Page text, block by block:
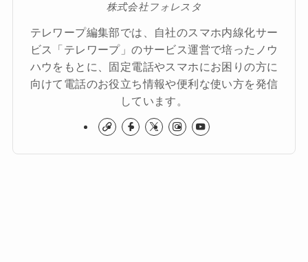
株式会社フォレスタ
テレワープ編集部では、自社のスマホ内線化サー
ビス「テレワープ」のサービス運営で培ったノウ
ハウをもとに、固定電話やスマホにお困りの方に
向けて電話のお役立ち情報や便利な使い方を発信
しています。